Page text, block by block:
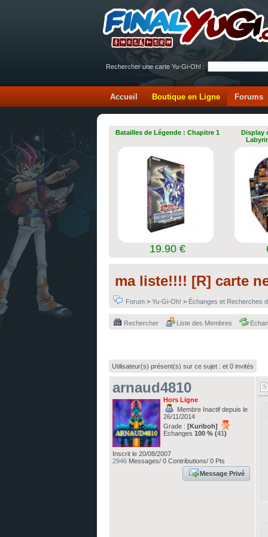
Rechercher une carte Yu-Gi-Oh! :
Accueil Boutique en Ligne Forums
Batailles de Légende : Chapitre 1
19.90 €
Display
ma liste!!!! [R] carte
Forum > Yu-Gi-Oh! > Échanges et Recherches
Rechercher Liste des Membres
Utilisateur(s) présent(s) sur ce sujet : et 0 invités
arnaud4810
Hors Ligne
Membre Inactif depuis le
26/11/2014
Grade : [Kuriboh]
Echanges 100 % (41)
Inscrit le 20/08/2007
2946 Messages/ 0 Contributions/ 0 Pts
Message Privé